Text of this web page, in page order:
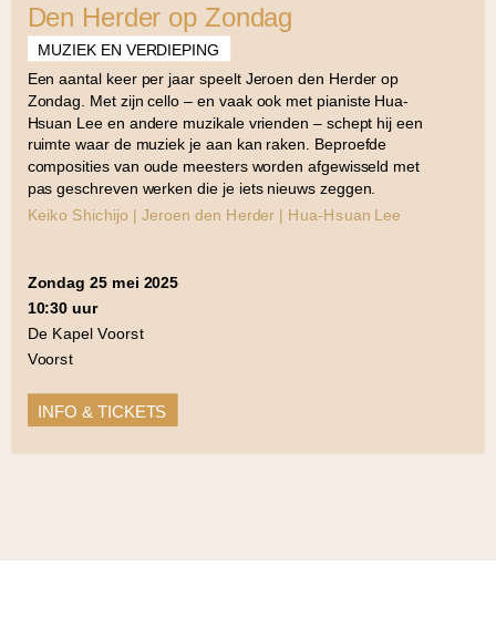
Den Herder op Zondag
MUZIEK EN VERDIEPING
Een aantal keer per jaar speelt Jeroen den Herder op
Zondag. Met zijn cello – en vaak ook met pianiste Hua-
Hsuan Lee en andere muzikale vrienden – schept hij een
ruimte waar de muziek je aan kan raken. Beproefde
composities van oude meesters worden afgewisseld met
pas geschreven werken die je iets nieuws zeggen.
Keiko Shichijo | Jeroen den Herder | Hua-Hsuan Lee
zondag 25 mei 2025
10:30 uur
De Kapel Voorst
Voorst
INFO & TICKETS